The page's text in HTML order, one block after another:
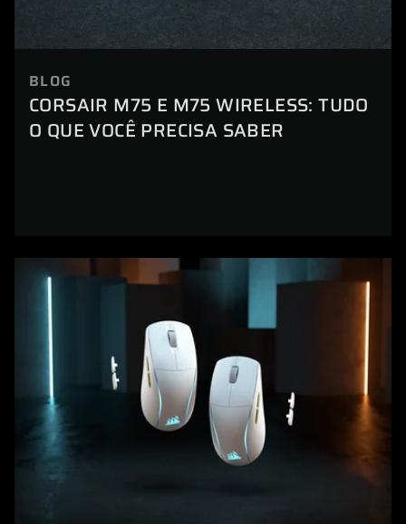
BLOG
CORSAIR M75 E M75 WIRELESS: TUDO
O QUE VOCÊ PRECISA SABER